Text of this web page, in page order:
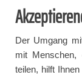
Der Umgang
mit Menschen,
teilen, hilft